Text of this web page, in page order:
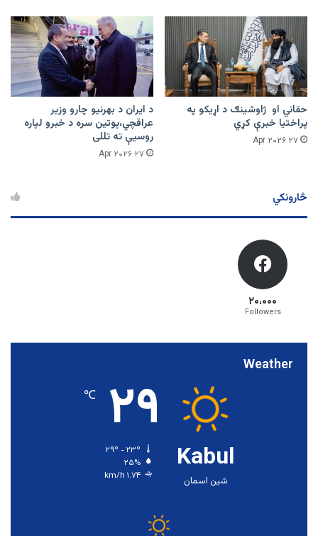
حقاني او ژاوشینګ د اړیکو په
پراختیا خبرې کړي
۲۷ Apr ۲۰۲۶
د ایران د بهرنیو چارو وزیر
عراقچي،پوتین سره د خبرو لپاره
روسیې ته تللی
۲۷ Apr ۲۰۲۶
څارونکي
۲۰،۰۰۰
Followers
Weather
Kabul
شین اسمان
۲۹ ℃
۲۵%
۱.۷۴ km/h